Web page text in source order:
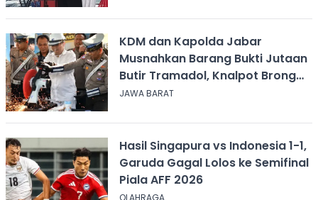
KDM dan Kapolda Jabar
Musnahkan Barang Bukti Jutaan
Butir Tramadol, Knalpot Brong
hingga Miras
JAWA BARAT
Hasil Singapura vs Indonesia 1-1,
Garuda Gagal Lolos ke Semifinal
Piala AFF 2026
OLAHRAGA